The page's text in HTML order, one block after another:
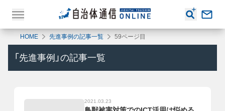
HOME 先進事例の記事一覧 59ページ目
「 先進事例 」の記事一覧
2021.03.23